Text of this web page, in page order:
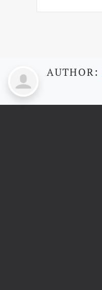
AUTHOR: